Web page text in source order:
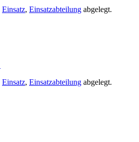
Einsatz, Einsatzabteilung abgelegt.
Einsatz, Einsatzabteilung abgelegt.